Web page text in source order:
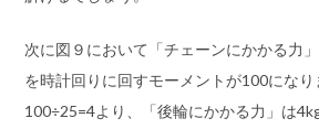
次に図９において「チェーンにかかる力
を時計回りに回すモーメントが100になり
100÷25=4より、「後輪にかかる力」は